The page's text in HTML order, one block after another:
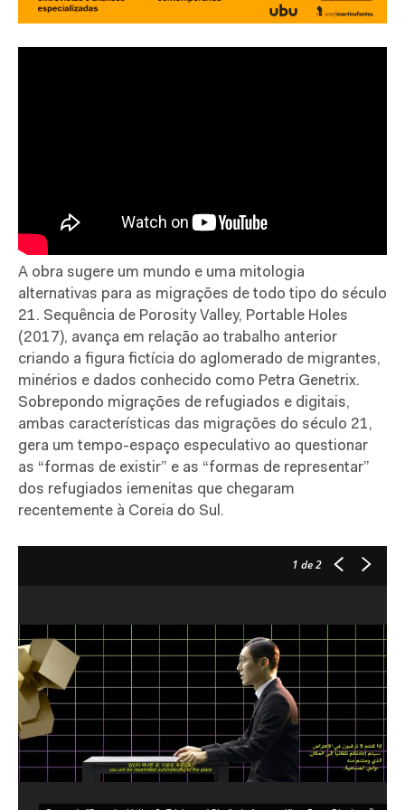
A obra sugere um mundo e uma mitologia
alternativas para as migrações de todo tipo do século
21. Sequência de Porosity Valley, Portable Holes
(2017), avança em relação ao trabalho anterior
criando a figura fictícia do aglomerado de migrantes,
minérios e dados conhecido como Petra Genetrix.
Sobrepondo migrações de refugiados e digitais,
ambas características das migrações do século 21,
gera um tempo-espaço especulativo ao questionar
as “formas de existir” e as “formas de representar”
dos refugiados iemenitas que chegaram
recentemente à Coreia do Sul.
1 de 2